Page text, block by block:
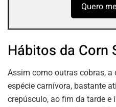
Quero
Hábitos da Corn
Assim como outras cobras, a
espécie carnívora, bastante
crepúsculo, ao fim da tarde e